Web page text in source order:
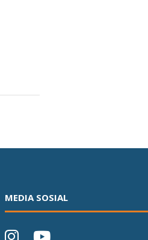
MEDIA SOSIAL